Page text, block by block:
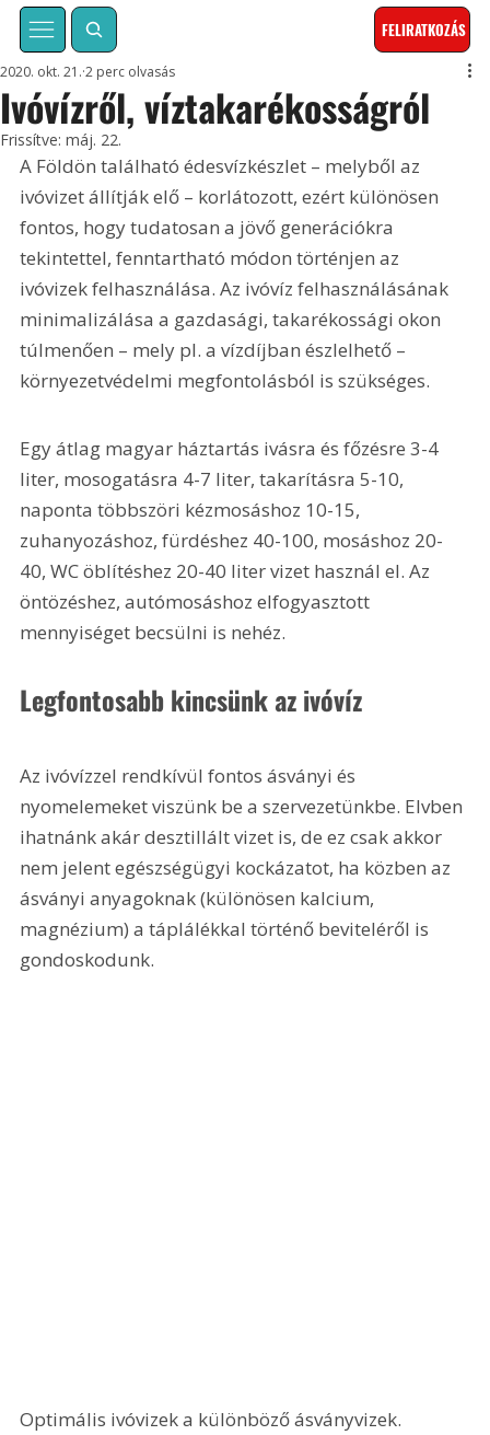
FELIRATKOZÁS
Ivóvízről, víztakarékosságról
2020. okt. 21. 2 perc olvasás
Frissítve:máj. 22.
A Földön található édesvízkészlet – melyből az
ivóvizet állítják elő – korlátozott, ezért különösen
fontos, hogy tudatosan a jövő generációkra
tekintettel, fenntartható módon történjen az
ivóvizek felhasználása. Az ivóvíz felhasználásának
minimalizálása a gazdasági, takarékossági okon
túlmenően – mely pl. a vízdíjban észlelhető –
környezetvédelmi megfontolásból is szükséges.
Egy átlag magyar háztartás ivásra és főzésre 3-4
liter, mosogatásra 4-7 liter, takarításra 5-10,
naponta többszöri kézmosáshoz 10-15,
zuhanyozáshoz, fürdéshez 40-100, mosáshoz 20-
40, WC öblítéshez 20-40 liter vizet használ el. Az
öntözéshez, autómosáshoz elfogyasztott
mennyiséget becsülni is nehéz.
Legfontosabb kincsünk az ivóvíz
Az ivóvízzel rendkívül fontos ásványi és
nyomelemeket viszünk be a szervezetünkbe. Elvben
ihatnánk akár desztillált vizet is, de ez csak akkor
nem jelent egészségügyi kockázatot, ha közben az
ásványi anyagoknak (különösen kalcium,
magnézium) a táplálékkal történő beviteléről is
gondoskodunk.
Optimális ivóvizek a különböző ásványvizek.